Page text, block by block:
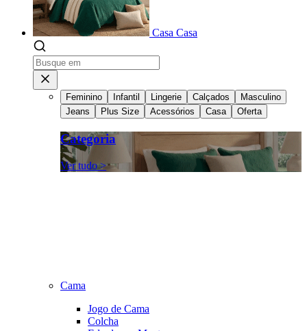
Casa Casa
Feminino Infantil Lingerie Calçados
Masculino
Jeans
Plus Size Acessórios Casa Oferta
Categoria
Ver tudo >
Cama
Jogo de Cama
Colcha